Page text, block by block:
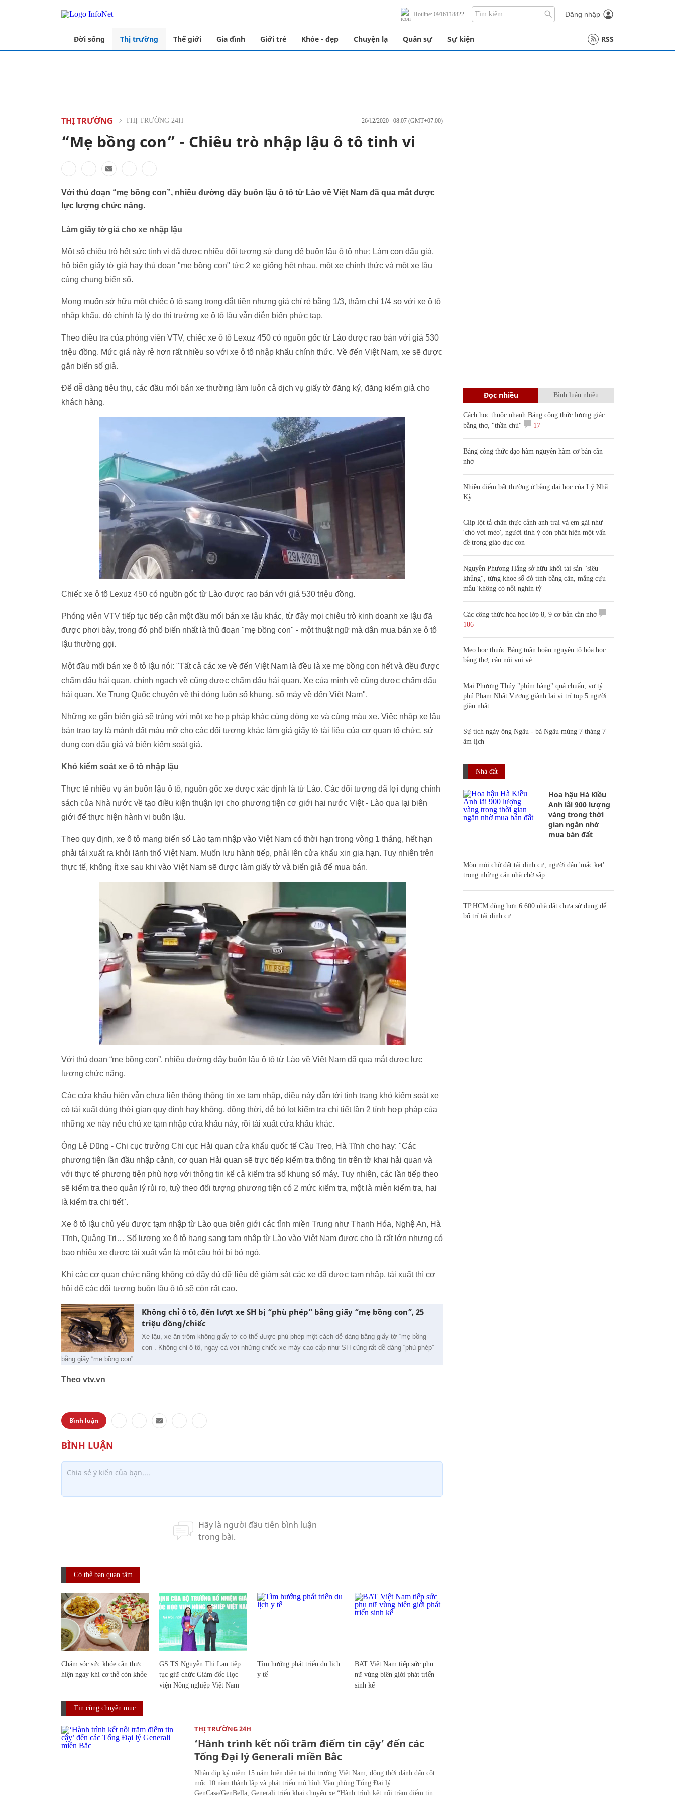
Hotline: 0916118822 Đăng nhập
Đời sống Thị trường Thế giới Gia đình Giới trẻ Khỏe - đẹp Chuyện lạ Quân sự Sự kiện RSS
THỊ TRƯỜNG THỊ TRƯỜNG 24H 26/12/2020 08:07 (GMT+07:00)
“Mẹ bồng con” - Chiêu trò nhập lậu ô tô tinh vi
Với thủ đoạn “mẹ bồng con”, nhiều đường dây buôn lậu ô tô từ Lào về Việt Nam đã qua mắt được
lực lượng chức năng.
Làm giấy tờ giả cho xe nhập lậu
Một số chiêu trò hết sức tinh vi đã được nhiều đối tượng sử dụng để buôn lậu ô tô như: Làm con dấu giả,
hô biến giấy tờ giả hay thủ đoạn "mẹ bồng con" tức 2 xe giống hệt nhau, một xe chính thức và một xe lậu
cùng chung biển số.
Mong muốn sở hữu một chiếc ô tô sang trọng đắt tiền nhưng giá chỉ rẻ bằng 1/3, thậm chí 1/4 so với xe ô tô
nhập khẩu, đó chính là lý do thị trường xe ô tô lậu vẫn diễn biến phức tạp.
Theo điều tra của phóng viên VTV, chiếc xe ô tô Lexuz 450 có nguồn gốc từ Lào được rao bán với giá 530
triệu đồng. Mức giá này rẻ hơn rất nhiều so với xe ô tô nhập khẩu chính thức. Về đến Việt Nam, xe sẽ được
gắn biển số giả.
Để dễ dàng tiêu thụ, các đầu mối bán xe thường làm luôn cả dịch vụ giấy tờ đăng ký, đăng kiểm giả cho
khách hàng.
Chiếc xe ô tô Lexuz 450 có nguồn gốc từ Lào được rao bán với giá 530 triệu đồng.
Phóng viên VTV tiếp tục tiếp cận một đầu mối bán xe lậu khác, từ đây mọi chiêu trò kinh doanh xe lậu đã
được phơi bày, trong đó phổ biến nhất là thủ đoạn "mẹ bồng con" - một thuật ngữ mà dân mua bán xe ô tô
lậu thường gọi.
Một đầu mối bán xe ô tô lậu nói: "Tất cả các xe về đến Việt Nam là đều là xe mẹ bồng con hết và đều được
chấm dấu hải quan, chính ngạch về cũng được chấm dấu hải quan. Xe của mình về cũng được chấm dấu
hải quan. Xe Trung Quốc chuyển về thì đóng luôn số khung, số máy về đến Việt Nam".
Những xe gắn biển giả sẽ trùng với một xe hợp pháp khác cùng dòng xe và cùng màu xe. Việc nhập xe lậu
bán trao tay là mảnh đất màu mỡ cho các đối tượng khác làm giả giấy tờ tài liệu của cơ quan tổ chức, sử
dụng con dấu giả và biển kiếm soát giả.
Khó kiểm soát xe ô tô nhập lậu
Thực tế nhiều vụ án buôn lậu ô tô, nguồn gốc xe được xác định là từ Lào. Các đối tượng đã lợi dụng chính
sách của Nhà nước về tạo điều kiện thuận lợi cho phương tiện cơ giới hai nước Việt - Lào qua lại biên
giới để thực hiện hành vi buôn lậu.
Theo quy định, xe ô tô mang biển số Lào tạm nhập vào Việt Nam có thời hạn trong vòng 1 tháng, hết hạn
phải tái xuất ra khỏi lãnh thổ Việt Nam. Muốn lưu hành tiếp, phải lên cửa khẩu xin gia hạn. Tuy nhiên trên
thực tế, không ít xe sau khi vào Việt Nam sẽ được làm giấy tờ và biển giả để mua bán.
Với thủ đoạn “mẹ bồng con”, nhiều đường dây buôn lậu ô tô từ Lào về Việt Nam đã qua mắt được lực
lượng chức năng.
Các cửa khẩu hiện vẫn chưa liên thông thông tin xe tạm nhập, điều này dẫn tới tình trạng khó kiểm soát xe
có tái xuất đúng thời gian quy định hay không, đồng thời, dễ bỏ lọt kiểm tra chi tiết lần 2 tính hợp pháp của
những xe này nếu chủ xe tạm nhập cửa khẩu này, rồi tái xuất cửa khẩu khác.
Ông Lê Dũng - Chi cục trưởng Chi cục Hải quan cửa khẩu quốc tế Cầu Treo, Hà Tĩnh cho hay: "Các
phương tiện lần đầu nhập cảnh, cơ quan Hải quan sẽ trực tiếp kiểm tra thông tin trên tờ khai hải quan và
với thực tế phương tiện phù hợp với thông tin kể cả kiểm tra số khung số máy. Tuy nhiên, các lần tiếp theo
sẽ kiểm tra theo quản lý rủi ro, tuỳ theo đối tượng phương tiện có 2 mức kiểm tra, một là miễn kiểm tra, hai
là kiểm tra chi tiết".
Xe ô tô lậu chủ yếu được tạm nhập từ Lào qua biên giới các tỉnh miền Trung như Thanh Hóa, Nghệ An, Hà
Tĩnh, Quảng Trị… Số lượng xe ô tô hạng sang tạm nhập từ Lào vào Việt Nam được cho là rất lớn nhưng có
bao nhiêu xe được tái xuất vẫn là một câu hỏi bị bỏ ngỏ.
Khi các cơ quan chức năng không có đầy đủ dữ liệu để giám sát các xe đã được tạm nhập, tái xuất thì cơ
hội để các đối tượng buôn lậu ô tô sẽ còn rất cao.
Không chỉ ô tô, đến lượt xe SH bị “phù phép” bằng giấy “mẹ bồng con”, 25
triệu đồng/chiếc
Xe lậu, xe ăn trộm không giấy tờ có thể được phù phép một cách dễ dàng bằng giấy tờ “mẹ bồng
con”. Không chỉ ô tô, ngay cả với những chiếc xe máy cao cấp như SH cũng rất dễ dàng “phù phép”
bằng giấy “mẹ bồng con”.
Theo vtv.vn
Bình luận
Có thể bạn quan tâm
Chăm sóc sức khỏe cần thực
hiện ngay khi cơ thể còn khỏe
GS.TS Nguyễn Thị Lan tiếp
tục giữ chức Giám đốc Học
viện Nông nghiệp Việt Nam
Tìm hướng phát triển du lịch
y tế
BAT Việt Nam tiếp sức phụ
nữ vùng biên giới phát triển
sinh kế
Tin cùng chuyên mục
THỊ TRƯỜNG 24H
‘Hành trình kết nối trăm điểm tin cậy’ đến các
Tổng Đại lý Generali miền Bắc
Nhân dịp kỷ niệm 15 năm hiện diện tại thị trường Việt Nam, đồng thời đánh dấu cột
mốc 10 năm thành lập và phát triển mô hình Văn phòng Tổng Đại lý
GenCasa/GenBella, Generali triển khai chuyến xe “Hành trình kết nối trăm điểm tin
Đọc nhiều Bình luận nhiều
Cách học thuộc nhanh Bảng công thức lượng giác
bằng thơ, "thần chú"
17
Bảng công thức đạo hàm nguyên hàm cơ bản cần
nhớ
Nhiều điểm bất thường ở bằng đại học của Lý Nhã
Kỳ
Clip lột tả chân thực cảnh anh trai và em gái như
'chó với mèo', người tinh ý còn phát hiện một vấn
đề trong giáo dục con
Nguyễn Phương Hằng sở hữu khối tài sản "siêu
khủng", từng khoe sổ đỏ tính bằng cân, mắng cựu
mẫu 'không có nổi nghìn tỷ'
Các công thức hóa học lớp 8, 9 cơ bản cần nhớ
106
Mẹo học thuộc Bảng tuần hoàn nguyên tố hóa học
bằng thơ, câu nói vui vẻ
Mai Phương Thúy "phím hàng" quá chuẩn, vợ tỷ
phú Phạm Nhật Vượng giành lại vị trí top 5 người
giàu nhất
Sự tích ngày ông Ngâu - bà Ngâu mùng 7 tháng 7
âm lịch
Nhà đất
Hoa hậu Hà Kiều
Anh lãi 900 lượng
vàng trong thời
gian ngắn nhờ
mua bán đất
Mòn mỏi chờ đất tái định cư, người dân 'mắc kẹt'
trong những căn nhà chờ sập
TP.HCM dùng hơn 6.600 nhà đất chưa sử dụng để
bố trí tái định cư